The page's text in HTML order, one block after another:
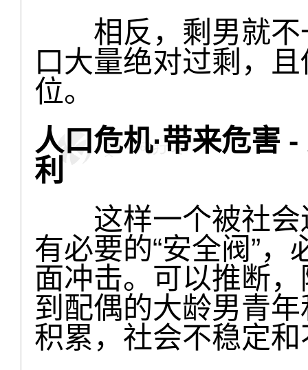
相反，剩男就不
口大量绝对过剩，
位。
人口危机·带来危害
利
这样一个被社会
有必要的“安全阀”
面冲击。可以推断
到配偶的大龄男青
积累，社会不稳定